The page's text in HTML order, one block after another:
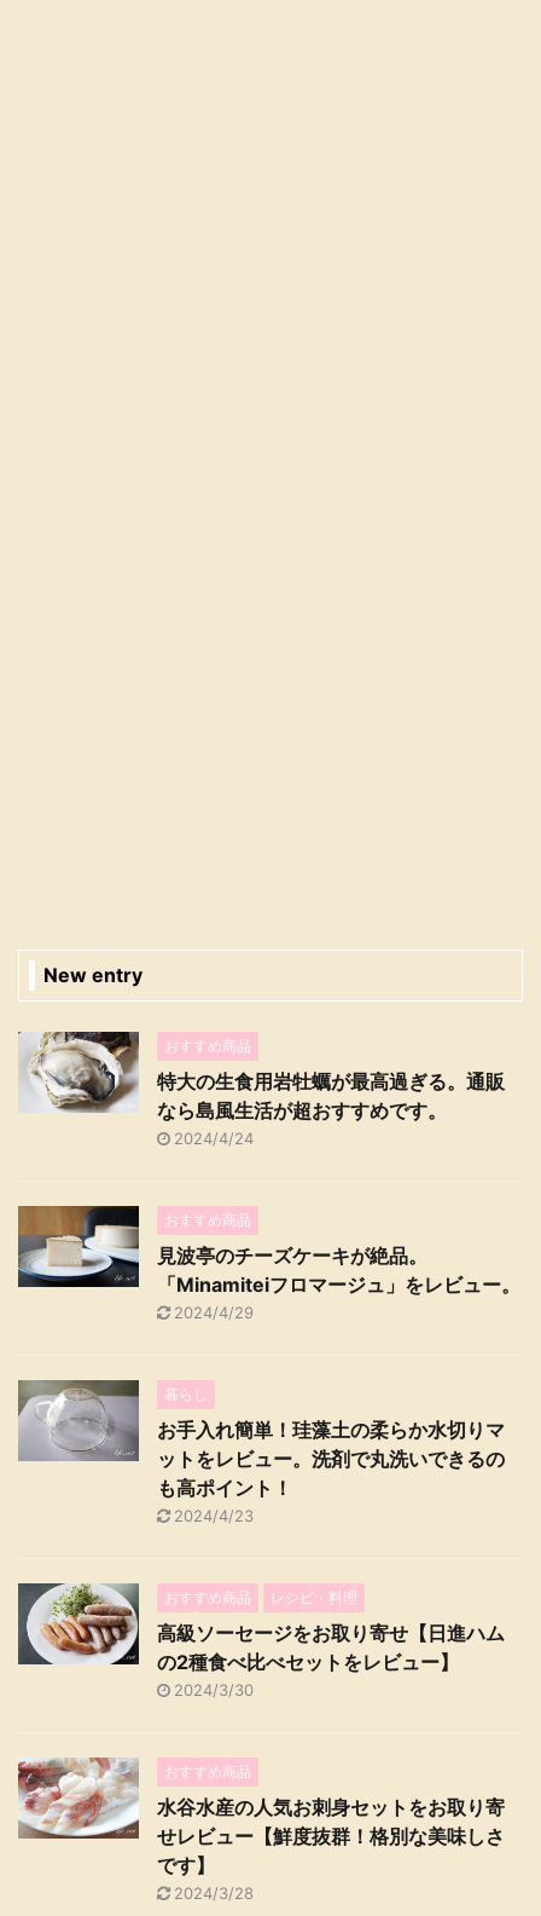
New entry
おすすめ商品
特大の生食用岩牡蠣が最高過ぎる。通販
なら島風生活が超おすすめです。
2024/4/24
おすすめ商品
見波亭のチーズケーキが絶品。
「Minamiteiフロマージュ」をレビュー。
2024/4/29
暮らし
お手入れ簡単！珪藻土の柔らか水切りマ
ットをレビュー。洗剤で丸洗いできるの
も高ポイント！
2024/4/23
おすすめ商品 レシピ・料理
高級ソーセージをお取り寄せ【日進ハム
の2種食べ比べセットをレビュー】
2024/3/30
おすすめ商品
水谷水産の人気お刺身セットをお取り寄
せレビュー【鮮度抜群！格別な美味しさ
です】
2024/3/28